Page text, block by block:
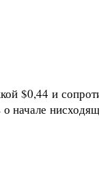
$0,44 и
начале